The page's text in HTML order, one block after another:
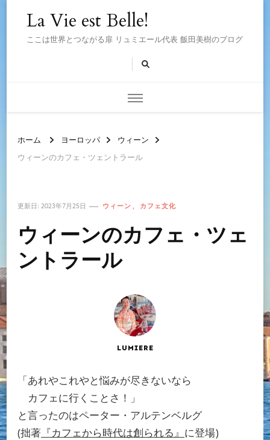
La Vie est Belle!
ここは世界とつながる扉 リュミエール代表 飯田美樹のブログ
ホーム ヨーロッパ
ウィーン
ウィーンのカフェ・ツェントラール
更新日: 2023年7月25日 ウィーン カフェ文化
ウィーンのカフェ・ツェ
ントラール
LUMIERE
「あれやこれやと悩みが尽きないなら
カフェに行くことさ！」
と言ったのはペーター・アルテンベルグ
(拙著 『カフェから時代は創られる』 に登場)